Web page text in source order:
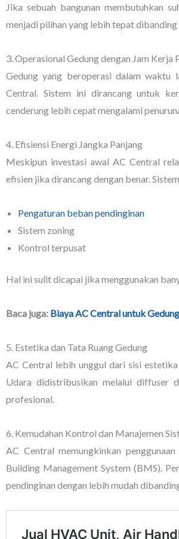
Jika sebuah bangunan membutuhkan
menjadi pilihan yang lebih tepat
3. Operasional Gedung dengan Jam Kerja
Gedung yang beroperasi dalam waktu
Central. Sistem ini dirancang untuk
cenderung lebih cepat mengalami
4. Efisiensi Energi Jangka Panjang
Meskipun investasi awal AC Central
efisien jika dirancang dengan benar.
Pengaturan beban pendinginan
Sistem zoning
Kontrol terpusat
Hal ini sulit dicapai jika menggunakan
Baca juga: Biaya AC Central untuk
5. Estetika dan Tata Ruang Gedung
AC Central lebih unggul dari sisi
Udara didistribusikan melalui diffuser
profesional.
6. Kemudahan Kontrol dan Manajemen
AC Central memungkinkan
Building Management System (BMS).
pendinginan dengan lebih mudah